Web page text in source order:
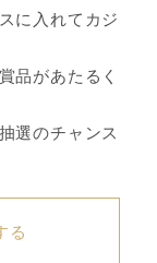
る
に入れてカジ
品があたるく
選のチャンス